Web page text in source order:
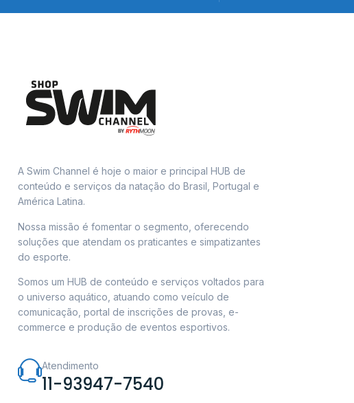
A Swim Channel é hoje o maior e principal HUB de
conteúdo e serviços da natação do Brasil, Portugal e
América Latina.
Nossa missão é fomentar o segmento, oferecendo
soluções que atendam os praticantes e simpatizantes
do esporte.
Somos um HUB de conteúdo e serviços voltados para
o universo aquático, atuando como veículo de
comunicação, portal de inscrições de provas, e-
commerce e produção de eventos esportivos.
Atendimento
11-93947-7540